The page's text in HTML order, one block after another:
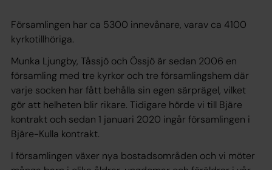
Församlingen har ca 5300 innevånare, varav ca 4100
kyrkotillhöriga.
Munka Ljungby, Tåssjö och Össjö är sedan 2006 en
församling med tre kyrkor och tre församlingshem där
varje socken har fått behålla sin egen särprägel, vilket
gör att helheten blir rikare. Tidigare hörde vi till Bjäre
kontrakt och sedan 1 januari 2020 ingår församlingen i
Bjäre-Kulla kontrakt.
I församlingen växer nya bostadsområden och vi möter